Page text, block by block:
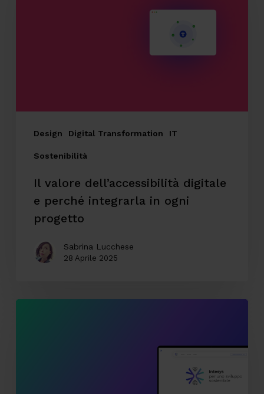
Design Digital Transformation IT
Sostenibilità
ogni
progetto
Il valore dell’accessibilità digitale
e perché integrarla in ogni
progetto
Sabrina Lucchese
28 Aprile 2025